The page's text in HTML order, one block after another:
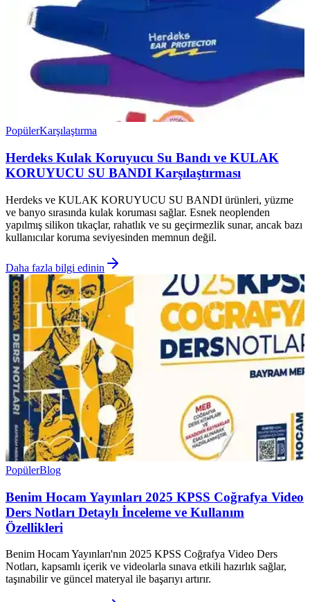
PopülerKarşılaştırma
Herdeks Kulak Koruyucu Su Bandı ve KULAK
KORUYUCU SU BANDI Karşılaştırması
Herdeks ve KULAK KORUYUCU SU BANDI ürünleri, yüzme
ve banyo sırasında kulak koruması sağlar. Esnek neoplenden
yapılmış silikon tıkaçlar, rahatlık ve su geçirmezlik sunar, ancak bazı
kullanıcılar koruma seviyesinden memnun değil.
Daha fazla bilgi edinin
PopülerBlog
Benim Hocam Yayınları 2025 KPSS Coğrafya Video
Ders Notları Detaylı İnceleme ve Kullanım
Özellikleri
Benim Hocam Yayınları'nın 2025 KPSS Coğrafya Video Ders
Notları, kapsamlı içerik ve videolarla sınava etkili hazırlık sağlar,
taşınabilir ve güncel materyal ile başarıyı artırır.